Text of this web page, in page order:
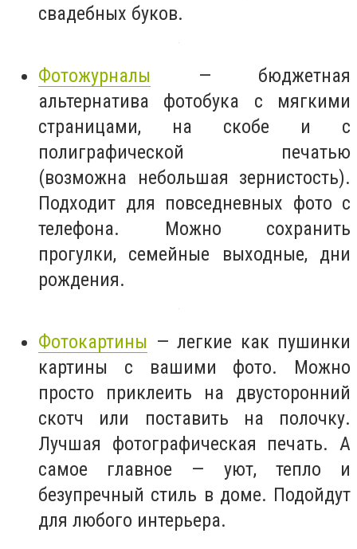
свадебных буков.
Фотожурналы — бюджетная
альтернатива фотобука с мягкими
страницами, на скобе и с
полиграфической печатью
(возможна небольшая зернистость).
Подходит для повседневных фото с
телефона. Можно сохранить
прогулки, семейные выходные, дни
рождения.
Фотокартины — легкие как пушинки
картины с вашими фото. Можно
просто приклеить на двусторонний
скотч или поставить на полочку.
Лучшая фотографическая печать. А
самое главное — уют, тепло и
безупречный стиль в доме. Подойдут
для любого интерьера.